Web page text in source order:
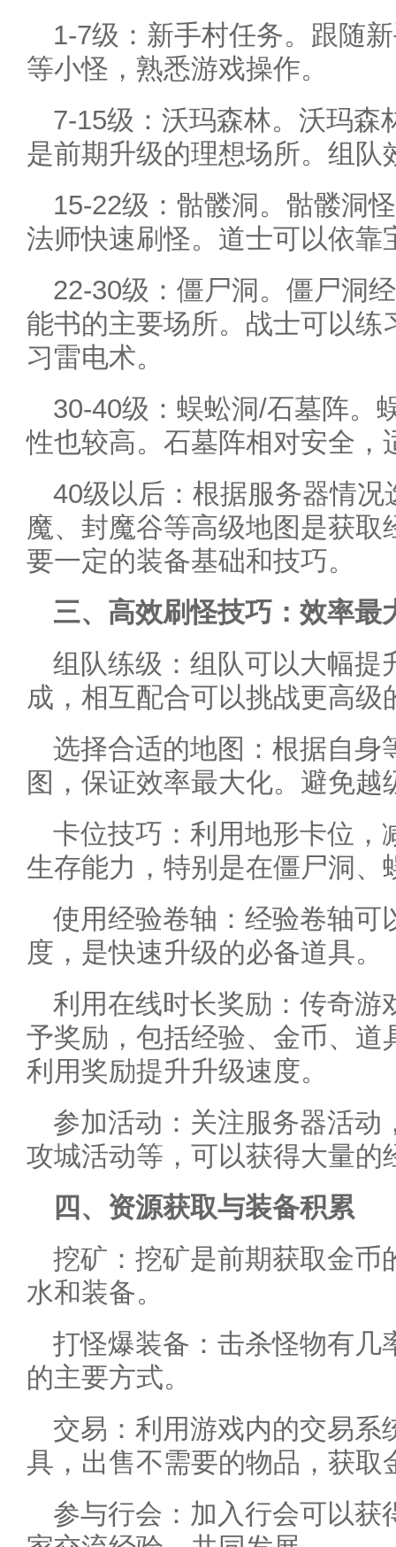
1-7级：新手村任务。跟随
等小怪，熟悉游戏操作。
7-15级：沃玛森林。沃玛森
是前期升级的理想场所。组队
15-22级：骷髅洞。骷髅洞
法师快速刷怪。道士可以依靠
22-30级：僵尸洞。僵尸洞
能书的主要场所。战士可以练
习雷电术。
30-40级：蜈蚣洞/石墓阵。
性也较高。石墓阵相对安全，
40级以后：根据服务器情
魔、封魔谷等高级地图是获
要一定的装备基础和技巧。
三、高效刷怪技巧：效率最
组队练级：组队可以大幅提
成，相互配合可以挑战更高级
选择合适的地图：根据自身
图，保证效率最大化。避免
卡位技巧：利用地形卡位，
生存能力，特别是在僵尸洞、
使用经验卷轴：经验卷轴可
度，是快速升级的必备道具。
利用在线时长奖励：传奇游
予奖励，包括经验、金币、道
利用奖励提升升级速度。
参加活动：关注服务器活动
攻城活动等，可以获得大量的
四、资源获取与装备积累
挖矿：挖矿是前期获取金币
水和装备。
打怪爆装备：击杀怪物有几
的主要方式。
交易：利用游戏内的交易系
具，出售不需要的物品，获取
参与行会：加入行会可以获